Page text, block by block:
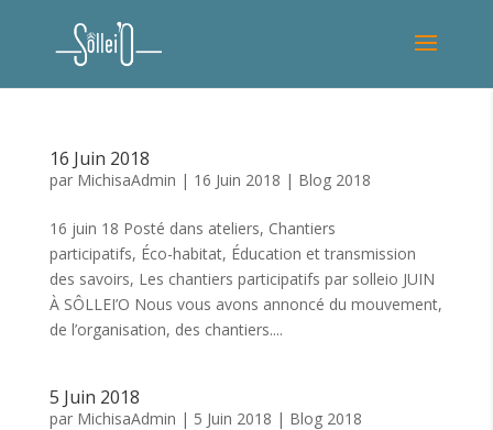
16 Juin 2018
par MichisaAdmin | 16 Juin 2018 | Blog 2018
16 juin 18 Posté dans ateliers, Chantiers
participatifs, Éco-habitat, Éducation et transmission
des savoirs, Les chantiers participatifs par solleio JUIN
À SÔLLEI’O Nous vous avons annoncé du mouvement,
de l’organisation, des chantiers....
5 Juin 2018
par MichisaAdmin | 5 Juin 2018 | Blog 2018